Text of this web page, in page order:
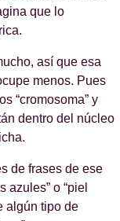
que lo
así que esa
menos. Pues
“cromosoma” y
dentro del núcleo
de frases de ese
azules” o “piel
algún tipo de